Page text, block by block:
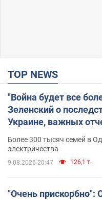
TOP NEWS
"Война будет все
Зеленский о
Украине, важных
противника. Видео
Более 300 тысяч семей в
электричества
9.08.2026 20:47 126,1 т.
"Очень прискорбно":